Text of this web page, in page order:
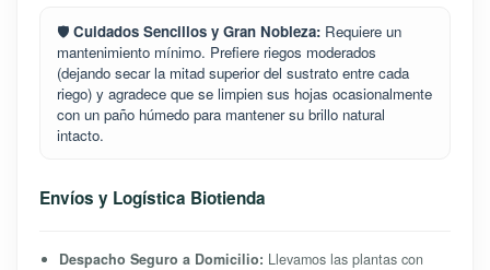
🛡️ Cuidados Sencillos y Gran Nobleza: Requiere un
mantenimiento mínimo. Prefiere riegos moderados
(dejando secar la mitad superior del sustrato entre cada
riego) y agradece que se limpien sus hojas ocasionalmente
con un paño húmedo para mantener su brillo natural
intacto.
Envíos y Logística Biotienda
Despacho Seguro a Domicilio: Llevamos las plantas con